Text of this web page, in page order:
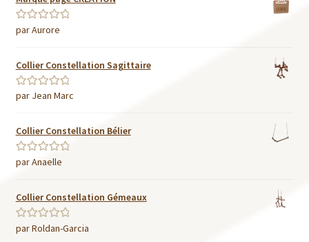
Note5sur 5
par Aurore
Collier Constellation Sagittaire
Note5sur 5
par Jean Marc
Collier Constellation Bélier
Note5sur 5
par Anaelle
Collier Constellation Gémeaux
Note5sur 5
par Roldan-Garcia